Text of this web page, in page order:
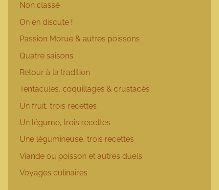
Non classé
On en discute !
Passion Morue & autres poissons
Quatre saisons
Retour à la tradition
Tentacules, coquillages & crustacés
Un fruit, trois recettes
Un légume, trois recettes
Une légumineuse, trois recettes
Viande ou poisson et autres duels
Voyages culinaires